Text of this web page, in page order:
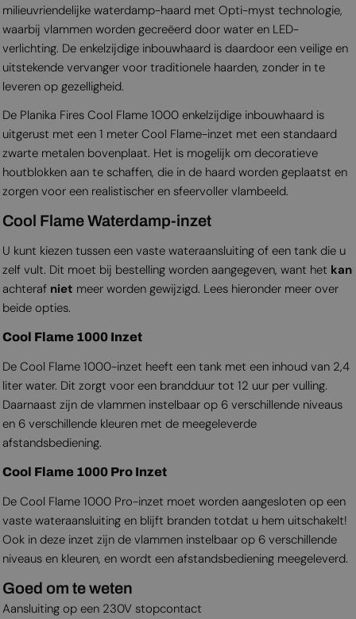
milieuvriendelijke waterdamp-haard met Opti-myst technologie,
waarbij vlammen worden gecreëerd door water en LED-
verlichting. De enkelzijdige inbouwhaard is daardoor een veilige en
uitstekende vervanger voor traditionele haarden, zonder in te
leveren op gezelligheid.
De Planika Fires Cool Flame 1000 enkelzijdige inbouwhaard is
uitgerust met een 1 meter Cool Flame-inzet met een standaard
zwarte metalen bovenplaat. Het is mogelijk om decoratieve
houtblokken aan te schaffen, die in de haard worden geplaatst en
zorgen voor een realistischer en sfeervoller vlambeeld.
Cool Flame Waterdamp-inzet
U kunt kiezen tussen een vaste wateraansluiting of een tank die u
zelf vult. Dit moet bij bestelling worden aangegeven, want het kan
achteraf niet meer worden gewijzigd. Lees hieronder meer over
beide opties.
Cool Flame 1000 Inzet
De Cool Flame 1000-inzet heeft een tank met een inhoud van 2,4
liter water. Dit zorgt voor een brandduur tot 12 uur per vulling.
Daarnaast zijn de vlammen instelbaar op 6 verschillende niveaus
en 6 verschillende kleuren met de meegeleverde
afstandsbediening.
Cool Flame 1000 Pro Inzet
De Cool Flame 1000 Pro-inzet moet worden aangesloten op een
vaste wateraansluiting en blijft branden totdat u hem uitschakelt!
Ook in deze inzet zijn de vlammen instelbaar op 6 verschillende
niveaus en kleuren, en wordt een afstandsbediening meegeleverd.
Goed om te weten
Aansluiting op een 230V stopcontact